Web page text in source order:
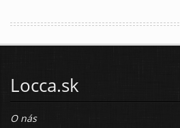
Locca.sk
O nás